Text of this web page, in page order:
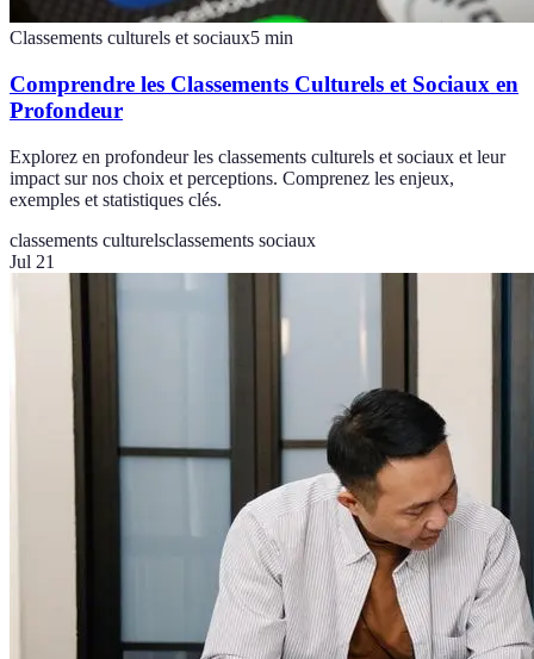
Classements culturels et sociaux5 min
Comprendre les Classements Culturels et Sociaux en
Profondeur
Explorez en profondeur les classements culturels et sociaux et leur
impact sur nos choix et perceptions. Comprenez les enjeux,
exemples et statistiques clés.
classements culturelsclassements sociaux
Jul 21